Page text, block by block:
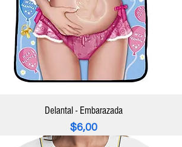
Delantal - Embarazada
Precio
$6,00